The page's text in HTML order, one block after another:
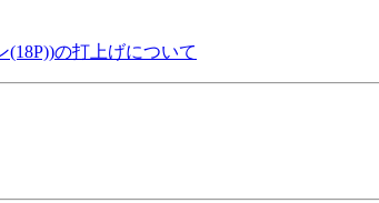
の打上げについて